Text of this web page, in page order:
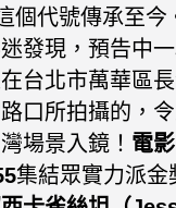
個代號傳承至今
發現，預告中
台北市萬華區
口所拍攝的，
場景入鏡！ 電
集結眾實力派金